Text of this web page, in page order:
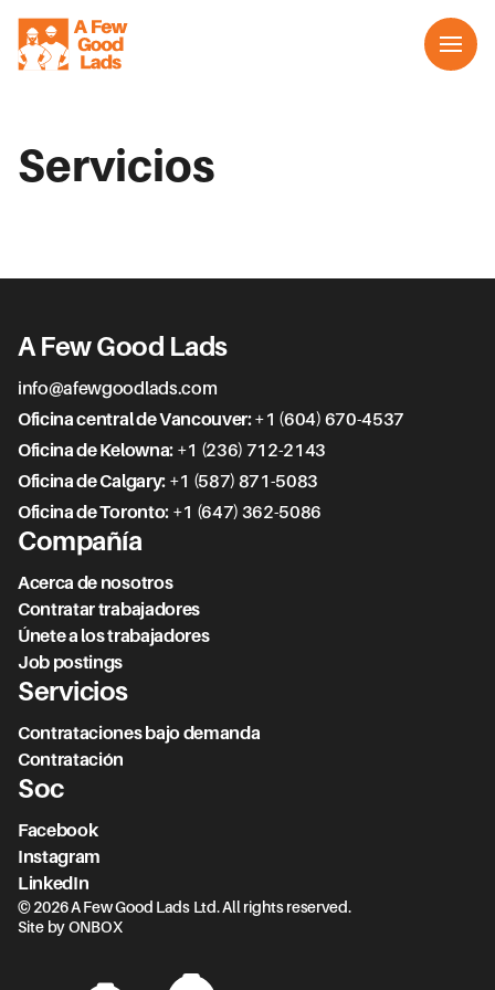
Acerca de nosotros
Contacto
Español
Servicios
A Few Good Lads
info@afewgoodlads.com
Oficina central de Vancouver:+1 (604) 670-4537
Oficina de Kelowna:+1 (236) 712-2143
Oficina de Calgary:+1 (587) 871-5083
Oficina de Toronto:+1 (647) 362-5086
Compañía
Acerca de nosotros
Contratar trabajadores
Únete a los trabajadores
Job postings
Servicios
Contrataciones bajo demanda
Contratación
Soc
Facebook
Instagram
LinkedIn
© 2026 A Few Good Lads Ltd. All rights reserved.
Site by ONBOX